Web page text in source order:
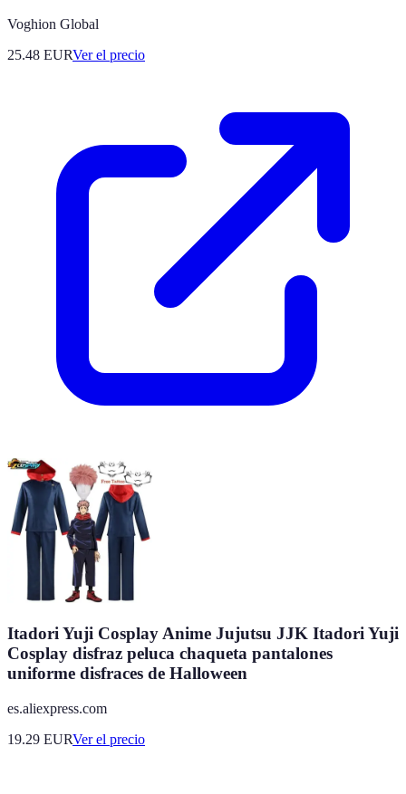
Voghion Global
25.48 EURVer el precio
Itadori Yuji Cosplay Anime Jujutsu JJK Itadori Yuji
Cosplay disfraz peluca chaqueta pantalones
uniforme disfraces de Halloween
es.aliexpress.com
19.29 EURVer el precio